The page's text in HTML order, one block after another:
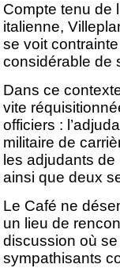
Compte tenu de
italienne,
se voit
considérable de
Dans ce
vite
officiers :
militaire de
les adjudants
ainsi que deux
Le Café ne
un lieu de
discussion où
sympathisants